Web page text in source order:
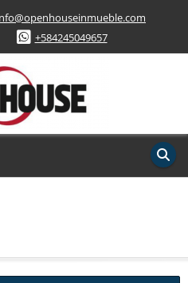
+584245049657